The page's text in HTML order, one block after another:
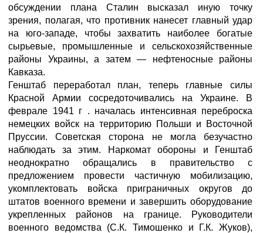
обсуждении плана Сталин высказал иную точку
зрения, полагая, что противник нанесет главный удар
на юго-западе, чтобы захватить наиболее богатые
сырьевые, промышленные и сельскохозяйственные
районы Украины, а затем — нефтеносные районы
Кавказа.
Генштаб переработал план, теперь главные силы
Красной Армии сосредоточивались на Украине. В
феврале 1941 г . началась интенсивная переброска
немецких войск на территорию Польши и Восточной
Пруссии. Советская сторона не могла безучастно
наблюдать за этим. Наркомат обороны и Генштаб
неоднократно обращались в правительство с
предложением провести частичную мобилизацию,
укомплектовать войска приграничных округов до
штатов военного времени и завершить оборудование
укрепленных районов на границе. Руководители
военного ведомства (С.К. Тимошенко и Г.К. Жуков),